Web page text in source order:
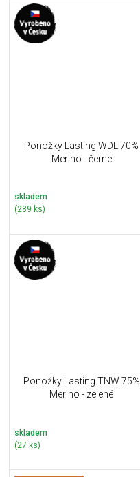
Ponožky Lasting WDL 70%
Merino - černé
skladem
(289 ks)
Ponožky Lasting TNW 75%
Merino - zelené
skladem
(27 ks)